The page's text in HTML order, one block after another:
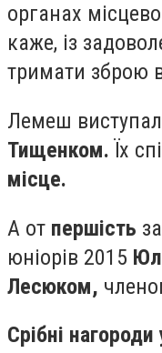
органах
каже, із
тримати зброю
Лемеш
Тищенком. Їх
місце.
А от першість
юніорів 2015
Лесюком,
Срібні